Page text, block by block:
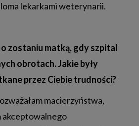
lekarkami weterynarii.
o zostaniu matką, gdy szpital
obrotach. Jakie były
przez Ciebie trudności?
macierzyństwa,
akceptowalnego